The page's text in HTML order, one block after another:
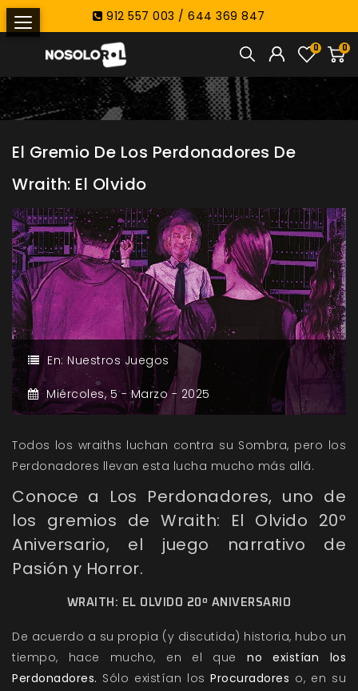
912 557 003 / 644 369 847
0
0
El Gremio De Los Perdonadores De
Wraith: El Olvido
En:Nuestros Juegos
Miércoles,5 -Marzo - 2025
Todos los wraiths luchan contra su Sombra, pero los
Perdonadores llevan esta lucha mucho más allá.
Conoce a Los Perdonadores, uno de
los gremios de Wraith: El Olvido 20º
Aniversario, el juego narrativo de
Pasión y Horror.
WRAITH: EL OLVIDO 20º ANIVERSARIO
De acuerdo a su propia (y discutida) historia, hubo un
tiempo, hace mucho, en el queno existían los
Perdonadores. Sólo existían losProcuradores o, en su